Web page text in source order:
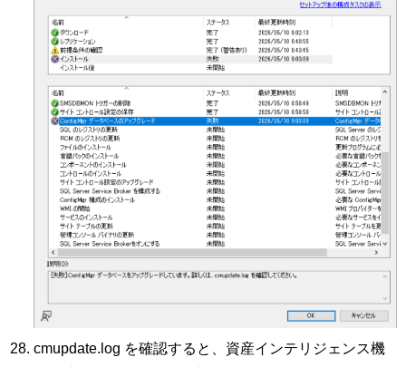
cmupdate.log を確認すると、資産インテリジェンス機